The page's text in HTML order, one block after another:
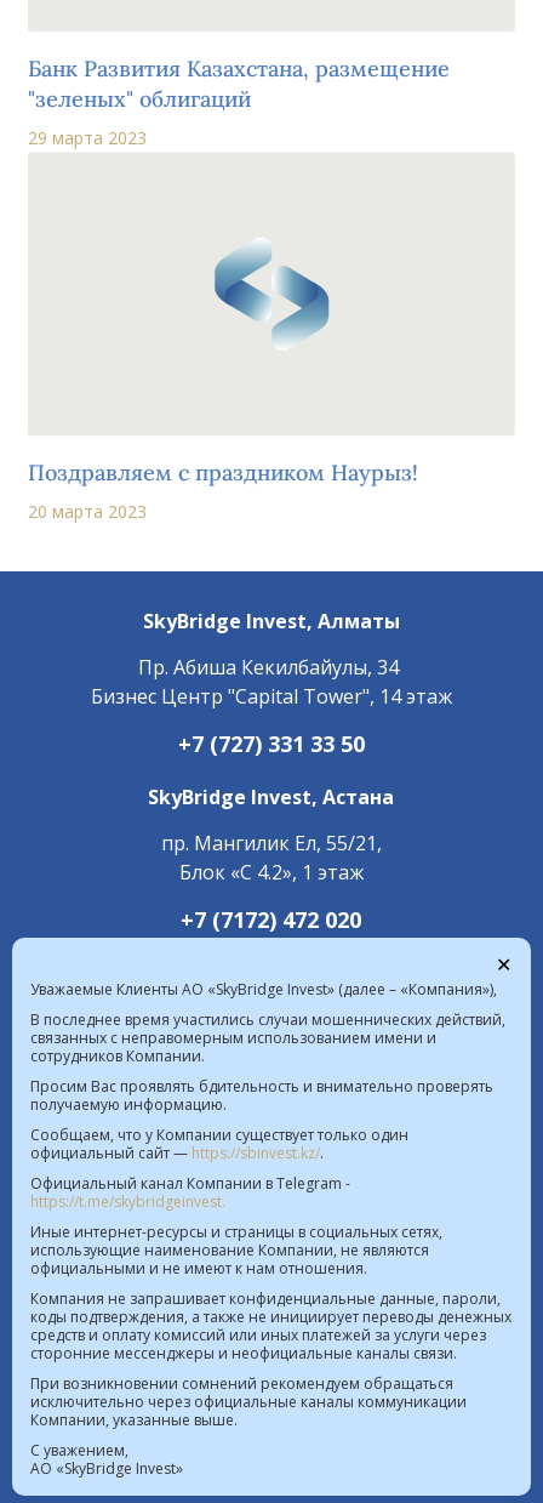
Банк Развития Казахстана, размещение
"зеленых" облигаций
29 марта 2023
Поздравляем с праздником Наурыз!
20 марта 2023
SkyBridge Invest, Алматы
Пр. ​Абиша Кекилбайулы, 34
Бизнес Центр "Capital Tower", 14 этаж
+7 (727) 331 33 50
SkyBridge Invest,Астана
пр. Мангилик Ел, 55/21,
Блок «С 4.2», 1 этаж
+7 (7172) 472 020
Курс валют в РК на 09.08.2026  |  $ 469.93 KZT
€ 541.64 KZT
Политика Информационной безопасности
Лицензия на осуществление деятельности на рынке
ценных бумаг №4.2.192/113 от 20.07.2016
Лицензия на осуществление деятельности на
территории МФЦА №112018-0012 от 21.11.2018
Реестр выданных, переоформленных лицензий на
осуществление деятельности на рынке ценных
бумаг
Лицензия на проведение банковских операций
✕
Уважаемые Клиенты АО «SkyBridge Invest» (далее – «Компания»),
В последнее время участились случаи мошеннических действий,
связанных с неправомерным использованием имени и
сотрудников Компании.
Просим Вас проявлять бдительность и внимательно проверять
получаемую информацию.
Сообщаем, что у Компании существует только один
официальный сайт — https://sbinvest.kz/.
Официальный канал Компании в Telegram -
https://t.me/skybridgeinvest.
Иные интернет-ресурсы и страницы в социальных сетях,
использующие наименование Компании, не являются
официальными и не имеют к нам отношения.
Компания не запрашивает конфиденциальные данные, пароли,
коды подтверждения, а также не инициирует переводы денежных
средств и оплату комиссий или иных платежей за услуги через
сторонние мессенджеры и неофициальные каналы связи.
При возникновении сомнений рекомендуем обращаться
исключительно через официальные каналы коммуникации
Компании, указанные выше.
С уважением,
АО «SkyBridge Invest»